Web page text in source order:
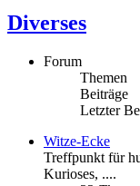
Diverses
Forum
Themen
Beiträge
Letzter
Witze-Ecke
Treffpunkt für
Kurioses, ....